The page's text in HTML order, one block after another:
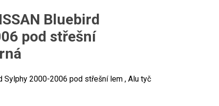
Bluebird
pod střešní
Sylphy 2000-2006 pod střešní lem , Alu tyč